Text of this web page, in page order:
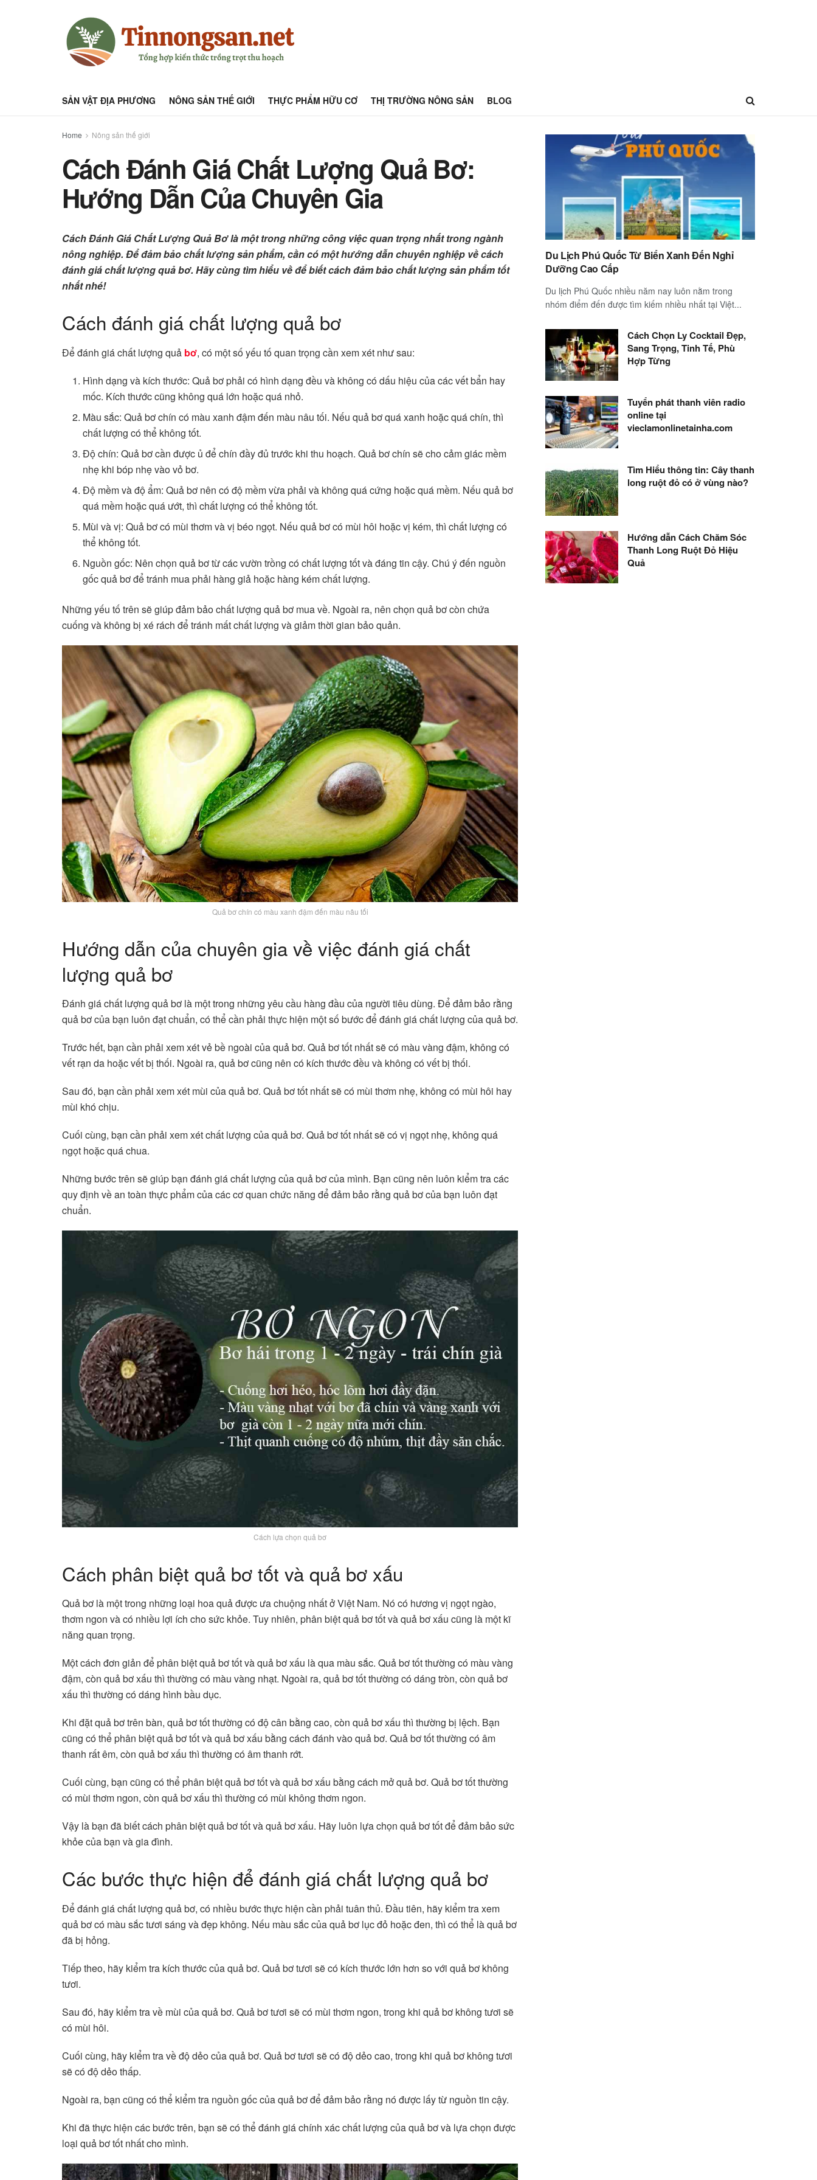
SẢN VẬT ĐỊA PHƯƠNG NÔNG SẢN THẾ GIỚI THỰC PHẨM HỮU CƠ THỊ TRƯỜNG NÔNG SẢN BLOG
Home Nông sản thế giới
Cách Đánh Giá Chất Lượng Quả Bơ:
Hướng Dẫn Của Chuyên Gia
Cách Đánh Giá Chất Lượng Quả Bơ là một trong những công việc quan trọng nhất trong ngành
nông nghiệp. Để đảm bảo chất lượng sản phẩm, cần có một hướng dẫn chuyên nghiệp về cách
đánh giá chất lượng quả bơ. Hãy cùng tìm hiểu về để biết cách đảm bảo chất lượng sản phẩm tốt
nhất nhé!
Cách đánh giá chất lượng quả bơ
Để đánh giá chất lượng quả bơ, có một số yếu tố quan trọng cần xem xét như sau:
Hình dạng và kích thước: Quả bơ phải có hình dạng đều và không có dấu hiệu của các vết bẩn hay
mốc. Kích thước cũng không quá lớn hoặc quá nhỏ.
Màu sắc: Quả bơ chín có màu xanh đậm đến màu nâu tối. Nếu quả bơ quá xanh hoặc quá chín, thì
chất lượng có thể không tốt.
Độ chín: Quả bơ cần được ủ để chín đầy đủ trước khi thu hoạch. Quả bơ chín sẽ cho cảm giác mềm
nhẹ khi bóp nhẹ vào vỏ bơ.
Độ mềm và độ ẩm: Quả bơ nên có độ mềm vừa phải và không quá cứng hoặc quá mềm. Nếu quả bơ
quá mềm hoặc quá ướt, thì chất lượng có thể không tốt.
Mùi và vị: Quả bơ có mùi thơm và vị béo ngọt. Nếu quả bơ có mùi hôi hoặc vị kém, thì chất lượng có
thể không tốt.
Nguồn gốc: Nên chọn quả bơ từ các vườn trồng có chất lượng tốt và đáng tin cậy. Chú ý đến nguồn
gốc quả bơ để tránh mua phải hàng giả hoặc hàng kém chất lượng.
Những yếu tố trên sẽ giúp đảm bảo chất lượng quả bơ mua về. Ngoài ra, nên chọn quả bơ còn chứa
cuống và không bị xé rách để tránh mất chất lượng và giảm thời gian bảo quản.
Quả bơ chín có màu xanh đậm đến màu nâu tối
Hướng dẫn của chuyên gia về việc đánh giá chất
lượng quả bơ
Đánh giá chất lượng quả bơ là một trong những yêu cầu hàng đầu của người tiêu dùng. Để đảm bảo rằng
quả bơ của bạn luôn đạt chuẩn, có thể cần phải thực hiện một số bước để đánh giá chất lượng của quả bơ.
Trước hết, bạn cần phải xem xét vẻ bề ngoài của quả bơ. Quả bơ tốt nhất sẽ có màu vàng đậm, không có
vết rạn da hoặc vết bị thối. Ngoài ra, quả bơ cũng nên có kích thước đều và không có vết bị thối.
Sau đó, bạn cần phải xem xét mùi của quả bơ. Quả bơ tốt nhất sẽ có mùi thơm nhẹ, không có mùi hôi hay
mùi khó chịu.
Cuối cùng, bạn cần phải xem xét chất lượng của quả bơ. Quả bơ tốt nhất sẽ có vị ngọt nhẹ, không quá
ngọt hoặc quá chua.
Những bước trên sẽ giúp bạn đánh giá chất lượng của quả bơ của mình. Bạn cũng nên luôn kiểm tra các
quy định về an toàn thực phẩm của các cơ quan chức năng để đảm bảo rằng quả bơ của bạn luôn đạt
chuẩn.
Cách lựa chọn quả bơ
Cách phân biệt quả bơ tốt và quả bơ xấu
Quả bơ là một trong những loại hoa quả được ưa chuộng nhất ở Việt Nam. Nó có hương vị ngọt ngào,
thơm ngon và có nhiều lợi ích cho sức khỏe. Tuy nhiên, phân biệt quả bơ tốt và quả bơ xấu cũng là một kĩ
năng quan trọng.
Một cách đơn giản để phân biệt quả bơ tốt và quả bơ xấu là qua màu sắc. Quả bơ tốt thường có màu vàng
đậm, còn quả bơ xấu thì thường có màu vàng nhạt. Ngoài ra, quả bơ tốt thường có dáng tròn, còn quả bơ
xấu thì thường có dáng hình bầu dục.
Khi đặt quả bơ trên bàn, quả bơ tốt thường có độ cân bằng cao, còn quả bơ xấu thì thường bị lệch. Bạn
cũng có thể phân biệt quả bơ tốt và quả bơ xấu bằng cách đánh vào quả bơ. Quả bơ tốt thường có âm
thanh rất êm, còn quả bơ xấu thì thường có âm thanh rớt.
Cuối cùng, bạn cũng có thể phân biệt quả bơ tốt và quả bơ xấu bằng cách mở quả bơ. Quả bơ tốt thường
có mùi thơm ngon, còn quả bơ xấu thì thường có mùi không thơm ngon.
Vậy là bạn đã biết cách phân biệt quả bơ tốt và quả bơ xấu. Hãy luôn lựa chọn quả bơ tốt để đảm bảo sức
khỏe của bạn và gia đình.
Các bước thực hiện để đánh giá chất lượng quả bơ
Để đánh giá chất lượng quả bơ, có nhiều bước thực hiện cần phải tuân thủ. Đầu tiên, hãy kiểm tra xem
quả bơ có màu sắc tươi sáng và đẹp không. Nếu màu sắc của quả bơ lục đỏ hoặc đen, thì có thể là quả bơ
đã bị hỏng.
Tiếp theo, hãy kiểm tra kích thước của quả bơ. Quả bơ tươi sẽ có kích thước lớn hơn so với quả bơ không
tươi.
Sau đó, hãy kiểm tra về mùi của quả bơ. Quả bơ tươi sẽ có mùi thơm ngon, trong khi quả bơ không tươi sẽ
có mùi hôi.
Cuối cùng, hãy kiểm tra về độ dẻo của quả bơ. Quả bơ tươi sẽ có độ dẻo cao, trong khi quả bơ không tươi
sẽ có độ dẻo thấp.
Ngoài ra, bạn cũng có thể kiểm tra nguồn gốc của quả bơ để đảm bảo rằng nó được lấy từ nguồn tin cậy.
Khi đã thực hiện các bước trên, bạn sẽ có thể đánh giá chính xác chất lượng của quả bơ và lựa chọn được
loại quả bơ tốt nhất cho mình.
Du Lịch Phú Quốc Từ Biển Xanh Đến Nghỉ
Dưỡng Cao Cấp
Du lịch Phú Quốc nhiều năm nay luôn nằm trong
nhóm điểm đến được tìm kiếm nhiều nhất tại Việt...
Cách Chọn Ly Cocktail Đẹp,
Sang Trọng, Tinh Tế, Phù
Hợp Từng
Tuyển phát thanh viên radio
online tại
vieclamonlinetainha.com
Tìm Hiểu thông tin: Cây thanh
long ruột đỏ có ở vùng nào?
Hướng dẫn Cách Chăm Sóc
Thanh Long Ruột Đỏ Hiệu
Quả